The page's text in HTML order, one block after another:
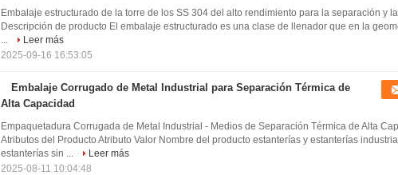
Embalaje estructurado de la torre de los SS 304 del alto rendimiento para la separación y
Descripción de producto El embalaje estructurado es una clase de llenador que en la
...
Leer más
2025-09-16 16:53:05
Embalaje Corrugado de Metal Industrial para Separación Térmica de
Alta Capacidad
Empaquetadura Corrugada de Metal Industrial - Medios de Separación Térmica de Alta
Atributos del Producto Atributo Valor Nombre del producto estanterías y estanterías
estanterías sin ...
Leer más
2025-08-11 10:04:48